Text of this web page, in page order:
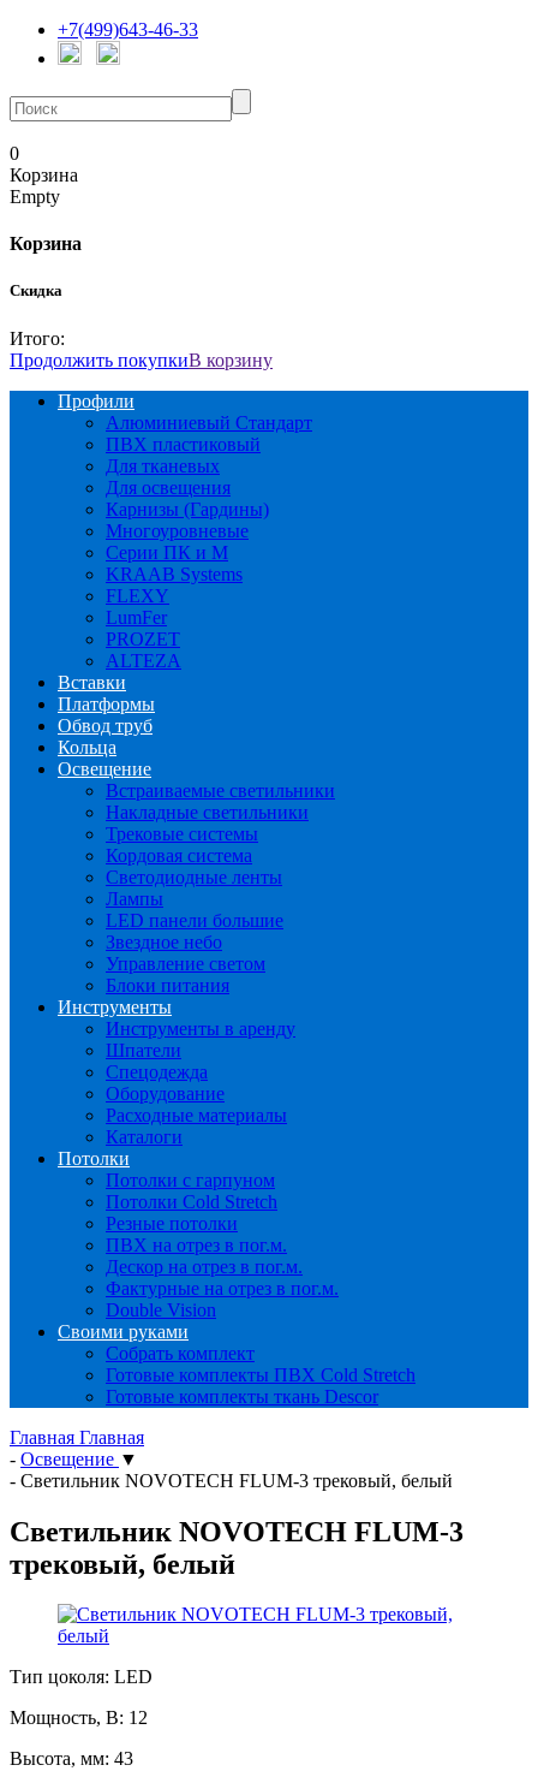
+7(499)643-46-33
0
Корзина
Empty
Корзина
Скидка
Итого:
Продолжить покупкиВ корзину
Профили
Алюминиевый Стандарт
ПВХ пластиковый
Для тканевых
Для освещения
Карнизы (Гардины)
Многоуровневые
Серии ПК и М
KRAAB Systems
FLEXY
LumFer
PROZET
ALTEZA
Вставки
Платформы
Обвод труб
Кольца
Освещение
Встраиваемые светильники
Накладные светильники
Трековые системы
Кордовая система
Светодиодные ленты
Лампы
LED панели большие
Звездное небо
Управление светом
Блоки питания
Инструменты
Инструменты в аренду
Шпатели
Спецодежда
Оборудование
Расходные материалы
Каталоги
Потолки
Потолки с гарпуном
Потолки Cold Stretch
Резные потолки
ПВХ на отрез в пог.м.
Дескор на отрез в пог.м.
Фактурные на отрез в пог.м.
Double Vision
Своими руками
Собрать комплект
Готовые комплекты ПВХ Cold Stretch
Готовые комплекты ткань Descor
Главная Главная
- Освещение ▼
- Светильник NOVOTECH FLUM-3 трековый, белый
Светильник NOVOTECH FLUM-3
трековый, белый
Тип цоколя: LED
Мощность, В: 12
Высота, мм: 43